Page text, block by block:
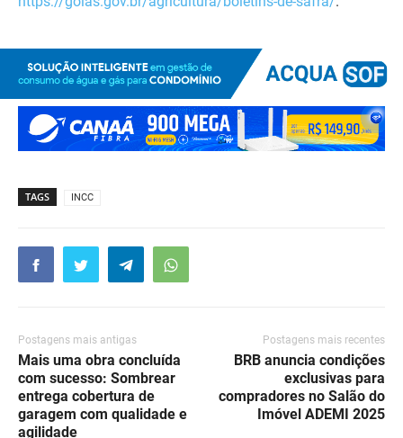
TAGS INCC
Postagens mais antigas
Mais uma obra concluída
com sucesso: Sombrear
entrega cobertura de
garagem com qualidade e
agilidade
Postagens mais recentes
BRB anuncia condições
exclusivas para
compradores no Salão do
Imóvel ADEMI 2025